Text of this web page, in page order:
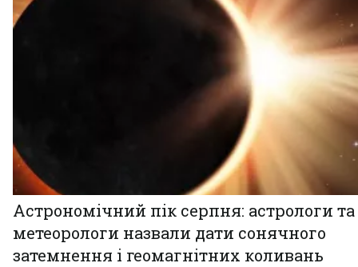
Астрономічний пік серпня: астрологи та
метеорологи назвали дати сонячного
затемнення і геомагнітних коливань